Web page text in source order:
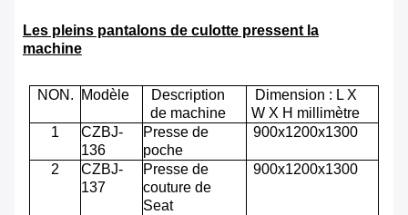
Les pleins pantalons de culotte pressent la
machine
NON. Modèle
Description
de machine
Dimension : L X
W X H millimètre
1
CZBJ-
136
Presse de
poche
900x1200x1300
2
CZBJ-
137
Presse de
couture de
Seat
900x1200x1300